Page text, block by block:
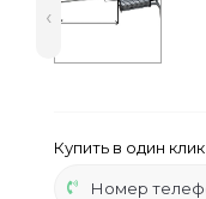
‹
Купить в один клик